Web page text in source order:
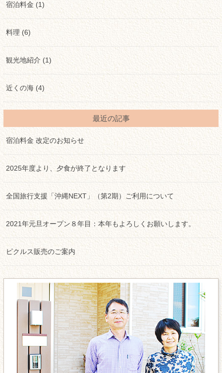
宿泊料金 (1)
料理 (6)
観光地紹介 (1)
近くの海 (4)
最近の記事
宿泊料金 改定のお知らせ
2025年度より、夕食が終了となります
全国旅行支援「沖縄NEXT」（第2期）ご利用について
2021年元旦オープン８年目：本年もよろしくお願いします。
ピクルス販売のご案内